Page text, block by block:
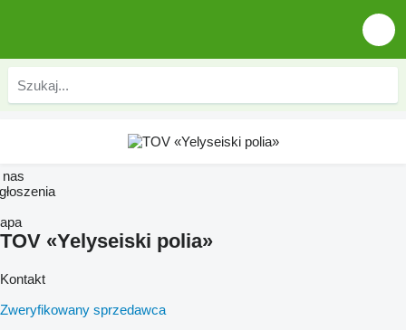
TOV «Yelyseiski polia»
Kontakt
Zweryfikowany sprzedawca